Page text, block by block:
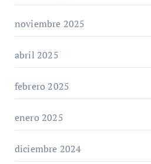
noviembre 2025
abril 2025
febrero 2025
enero 2025
diciembre 2024